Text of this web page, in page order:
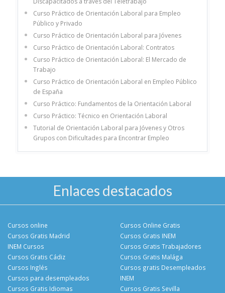
Curso Práctico de Orientación Laboral para Empleo
Público y Privado
Curso Práctico de Orientación Laboral para Jóvenes
Curso Práctico de Orientación Laboral: Contratos
Curso Práctico de Orientación Laboral: El Mercado de
Trabajo
Curso Práctico de Orientación Laboral en Empleo Público
de España
Curso Práctico: Fundamentos de la Orientación Laboral
Curso Práctico: Técnico en Orientación Laboral
Tutorial de Orientación Laboral para Jóvenes y Otros
Grupos con Dificultades para Encontrar Empleo
Enlaces destacados
Cursos online
Cursos Gratis Madrid
INEM Cursos
Cursos Gratis Cádiz
Cursos Online Gratis
Cursos Gratis INEM
Cursos Gratis Trabajadores
Cursos Gratis Malága
Cursos Inglés
Cursos para desempleados
Cursos Gratis Idiomas
Cursos gratis Desempleados
INEM
Cursos Gratis Sevilla